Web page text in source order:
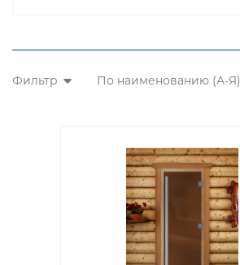
Фильтр По наименованию (А-Я)